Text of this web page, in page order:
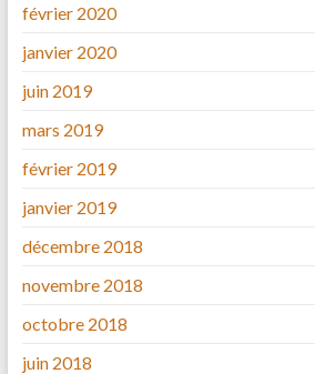
février 2020
janvier 2020
juin 2019
mars 2019
février 2019
janvier 2019
décembre 2018
novembre 2018
octobre 2018
juin 2018